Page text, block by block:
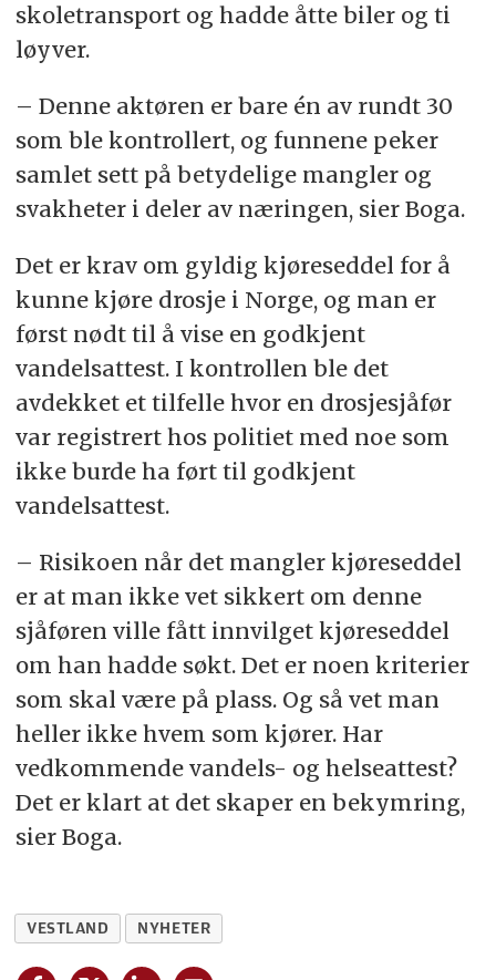
skoletransport og hadde åtte biler og ti
løyver.
– Denne aktøren er bare én av rundt 30
som ble kontrollert, og funnene peker
samlet sett på betydelige mangler og
svakheter i deler av næringen, sier Boga.
Det er krav om gyldig kjøreseddel for å
kunne kjøre drosje i Norge, og man er
først nødt til å vise en godkjent
vandelsattest. I kontrollen ble det
avdekket et tilfelle hvor en drosjesjåfør
var registrert hos politiet med noe som
ikke burde ha ført til godkjent
vandelsattest.
– Risikoen når det mangler kjøreseddel
er at man ikke vet sikkert om denne
sjåføren ville fått innvilget kjøreseddel
om han hadde søkt. Det er noen kriterier
som skal være på plass. Og så vet man
heller ikke hvem som kjører. Har
vedkommende vandels- og helseattest?
Det er klart at det skaper en bekymring,
sier Boga.
VESTLAND NYHETER